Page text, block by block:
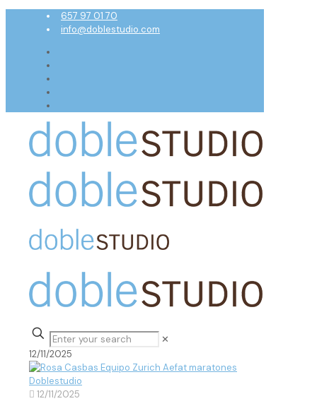
657 97 01 70
info@doblestudio.com
✕
12/11/2025
12/11/2025